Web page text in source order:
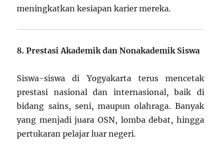
meningkatkan kesiapan karier mereka.
8. Prestasi Akademik dan Nonakademik Siswa
Siswa-siswa di Yogyakarta terus mencetak
prestasi nasional dan internasional, baik di
bidang sains, seni, maupun olahraga. Banyak
yang menjadi juara OSN, lomba debat, hingga
pertukaran pelajar luar negeri.